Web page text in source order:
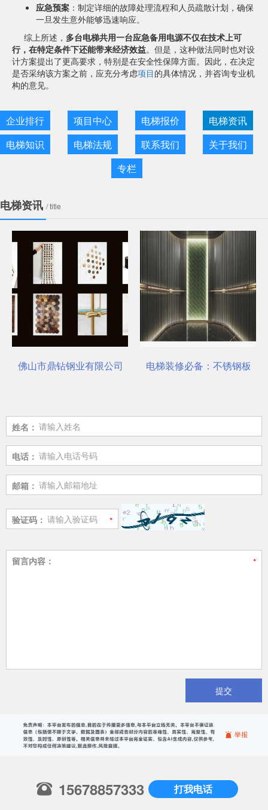
应急预案 ：制定详细的故障处理流程和人员疏散计划，确保
一旦发生意外能够迅速响应。
综上所述， 多台电梯共用一台应急备用电源不仅在技术上可
行，在特定条件下还能带来经济效益。但是，这种做法同时也对设
计方案提出了更高要求，特别是在安全性保障方面。因此，在决定
是否采纳该方案之前，应充分考虑项目的具体情况，并咨询专业机
构的意见。
企业排行 项目中心 电梯报价
电梯资讯
电梯知识
电梯法规 联系我们
关于我们
专栏
电梯资讯 / title
对了吗？
佛山市鼎钻钢业有限公司，一站式选材中心 | 电梯装饰
电梯装修必备：不锈钢板安
姓名：
电话：
邮箱：
验证码：
留言内容：
提交
15678857333 打我电话